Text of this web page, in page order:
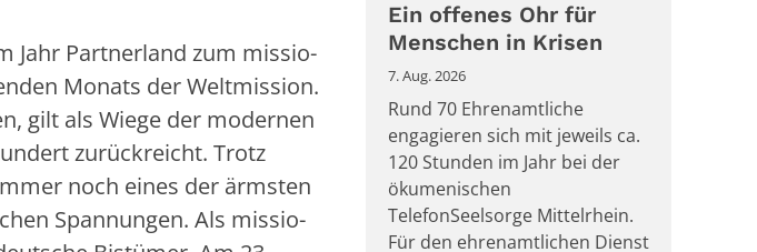
Jahr Partnerland zum missio-
Monats der Weltmission.
gilt als Wiege der modernen
zurückreicht. Trotz
noch eines der ärmsten
Spannungen. Als missio-
Ein offenes Ohr für
Menschen in Krisen
7. Aug. 2026
Rund 70 Ehrenamtliche
engagieren sich mit jeweils ca.
120 Stunden im Jahr bei der
ökumenischen
TelefonSeelsorge Mittelrhein.
Für den ehrenamtlichen Dienst